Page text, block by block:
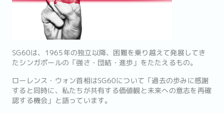
SG60は、1965年の独立以降、困難を乗り越えて発展してき
たシンガポールの「強さ・団結・進歩」をたたえるもの。
ローレンス・ウォン首相はSG60について「過去の歩みに感謝
すると同時に、私たちが共有する価値観と未来への意志を再確
認する機会」と語っています。